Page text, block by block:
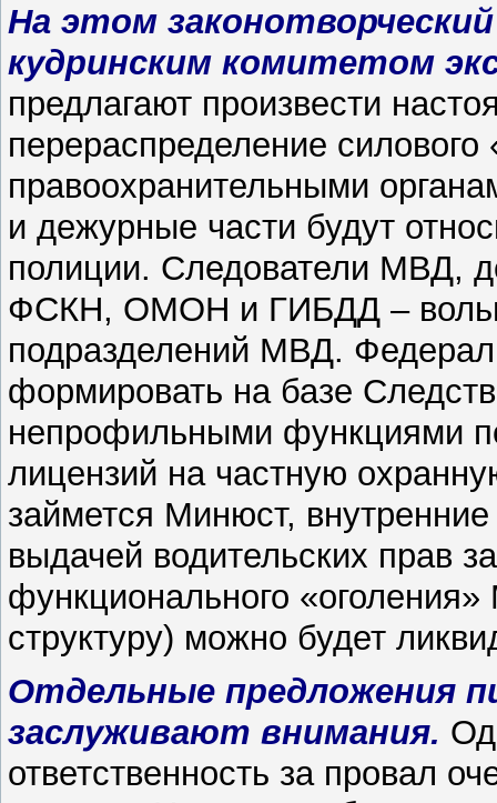
На этом
кудринским комитетом
предлагают произвести
перераспределение
правоохранительными
и дежурные части будут
полиции. Следователи МВД,
ФСКН, ОМОН и ГИБДД –
подразделений МВД.
формировать на базе
непрофильными функциями
лицензий на частную
займется Минюст,
выдачей водительских прав
функционального
структуру) можно будет
Отдельные предложения
заслуживают внимания.
ответственность за провал